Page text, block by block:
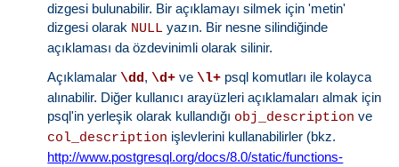
dizgesi bulunabilir. Bir açıklamayı silmek için 'metin'
dizgesi olarak NULL yazın. Bir nesne silindiğinde
açıklaması da özdevinimli olarak silinir.
Açıklamalar\dd,\d+ ve\l+ psql komutları ile kolayca
alınabilir. Diğer kullanıcı arayüzleri açıklamaları almak için
psql'in yerleşik olarak kullandığı obj_description ve
col_description işlevlerini kullanabilirler (bkz.
http://www.postgresql.org/docs/8.0/static/functions-